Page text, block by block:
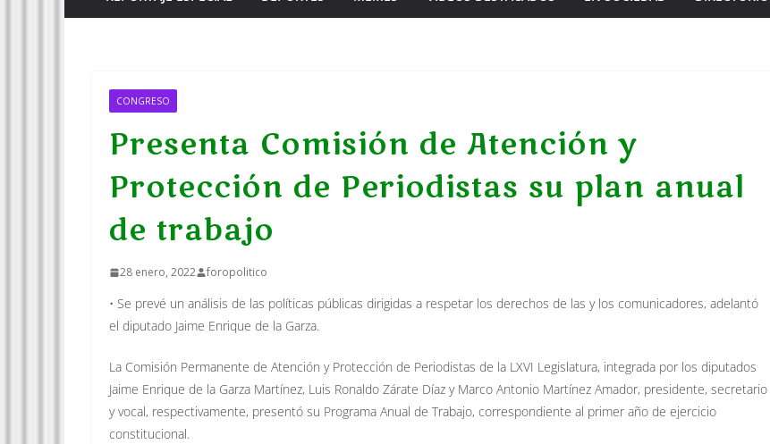
CONGRESO
Presenta Comisión de Atención y
Protección de Periodistas su plan anual
de trabajo
28 enero, 2022 foropolitico
• Se prevé un análisis de las políticas públicas dirigidas a respetar los derechos de las y los comunicadores, adelantó
el diputado Jaime Enrique de la Garza.
La Comisión Permanente de Atención y Protección de Periodistas de la LXVI Legislatura, integrada por los diputados
Jaime Enrique de la Garza Martínez, Luis Ronaldo Zárate Díaz y Marco Antonio Martínez Amador, presidente, secretario
y vocal, respectivamente, presentó su Programa Anual de Trabajo, correspondiente al primer año de ejercicio
constitucional.